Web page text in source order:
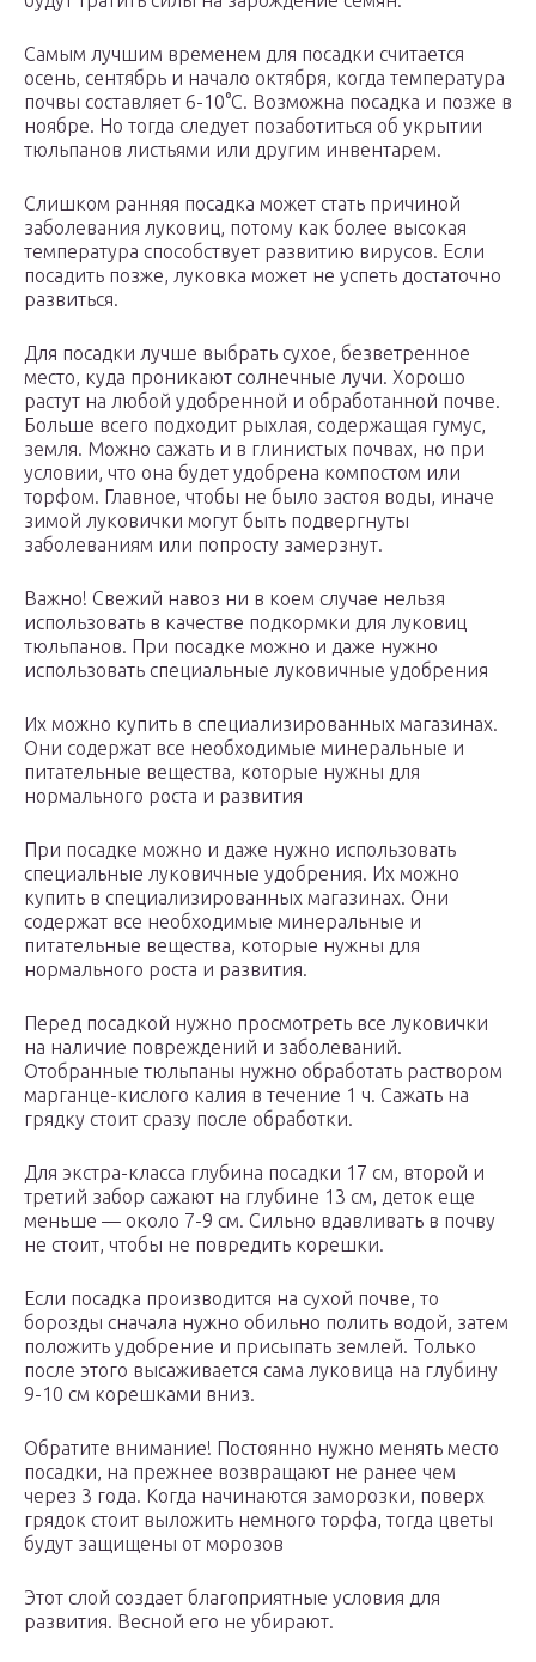
Самым лучшим временем для посадки считается
осень, сентябрь и начало октября, когда температура
почвы составляет 6-10°С. Возможна посадка и позже в
ноябре. Но тогда следует позаботиться об укрытии
тюльпанов листьями или другим инвентарем.
Слишком ранняя посадка может стать причиной
заболевания луковиц, потому как более высокая
температура способствует развитию вирусов. Если
посадить позже, луковка может не успеть достаточно
развиться.
Для посадки лучше выбрать сухое, безветренное
место, куда проникают солнечные лучи. Хорошо
растут на любой удобренной и обработанной почве.
Больше всего подходит рыхлая, содержащая гумус,
земля. Можно сажать и в глинистых почвах, но при
условии, что она будет удобрена компостом или
торфом. Главное, чтобы не было застоя воды, иначе
зимой луковички могут быть подвергнуты
заболеваниям или попросту замерзнут.
Важно! Свежий навоз ни в коем случае нельзя
использовать в качестве подкормки для луковиц
тюльпанов. При посадке можно и даже нужно
использовать специальные луковичные удобрения
Их можно купить в специализированных магазинах.
Они содержат все необходимые минеральные и
питательные вещества, которые нужны для
нормального роста и развития
При посадке можно и даже нужно использовать
специальные луковичные удобрения. Их можно
купить в специализированных магазинах. Они
содержат все необходимые минеральные и
питательные вещества, которые нужны для
нормального роста и развития.
Перед посадкой нужно просмотреть все луковички
на наличие повреждений и заболеваний.
Отобранные тюльпаны нужно обработать раствором
марганце-кислого калия в течение 1 ч. Сажать на
грядку стоит сразу после обработки.
Для экстра-класса глубина посадки 17 см, второй и
третий забор сажают на глубине 13 см, деток еще
меньше — около 7-9 см. Сильно вдавливать в почву
не стоит, чтобы не повредить корешки.
Если посадка производится на сухой почве, то
борозды сначала нужно обильно полить водой, затем
положить удобрение и присыпать землей. Только
после этого высаживается сама луковица на глубину
9-10 см корешками вниз.
Обратите внимание! Постоянно нужно менять место
посадки, на прежнее возвращают не ранее чем
через 3 года. Когда начинаются заморозки, поверх
грядок стоит выложить немного торфа, тогда цветы
будут защищены от морозов
Этот слой создает благоприятные условия для
развития. Весной его не убирают.